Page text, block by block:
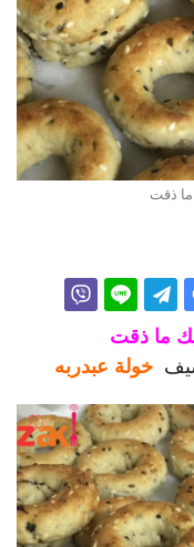
ذقت
ما ذقت
خولة عبدربه